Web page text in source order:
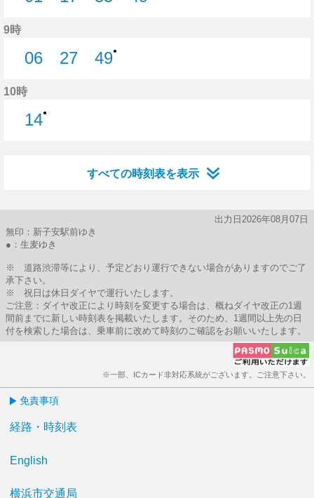
9時
06
27
49●
10時
14●
すべての時刻表を表示
出力日2026年08月07日
無印：新子安駅前ゆき
●：生麦ゆき
※ 道路渋滞等により、予定どおり運行できない場合がありますのでご了
承下さい。
※ 祝日は休日ダイヤで運行いたします。
ご注意：ダイヤ改正により時刻を変更する場合は、概ねダイヤ改正の1週
間前までに新しい時刻表を掲載いたします。そのため、1週間以上先の日
付を検索した場合は、乗車前に改めて時刻のご確認をお願いいたします。
※一部、ICカード非対応系統がございます。ご注意下さい。
免責事項
経路・時刻表
English
横浜市交通局